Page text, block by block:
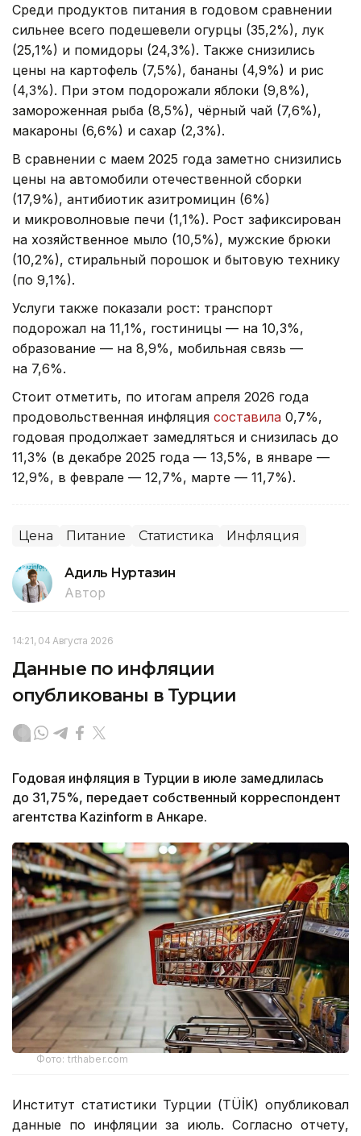
Среди продуктов питания в годовом сравнении
сильнее всего подешевели огурцы (35,2%), лук
(25,1%) и помидоры (24,3%). Также снизились
цены на картофель (7,5%), бананы (4,9%) и рис
(4,3%). При этом подорожали яблоки (9,8%),
замороженная рыба (8,5%), чёрный чай (7,6%),
макароны (6,6%) и сахар (2,3%).
В сравнении с маем 2025 года заметно снизились
цены на автомобили отечественной сборки
(17,9%), антибиотик азитромицин (6%)
и микроволновые печи (1,1%). Рост зафиксирован
на хозяйственное мыло (10,5%), мужские брюки
(10,2%), стиральный порошок и бытовую технику
(по 9,1%).
Услуги также показали рост: транспорт
подорожал на 11,1%, гостиницы — на 10,3%,
образование — на 8,9%, мобильная связь —
на 7,6%.
Стоит отметить, по итогам апреля 2026 года
продовольственная инфляция составила 0,7%,
годовая продолжает замедляться и снизилась до
11,3% (в декабре 2025 года — 13,5%, в январе —
12,9%, в феврале — 12,7%, марте — 11,7%).
Цена Питание Статистика Инфляция
Адиль Нуртазин
Автор
14:21, 04 Августа 2026
Данные по инфляции
опубликованы в Турции
Годовая инфляция в Турции в июле замедлилась
до 31,75%, передает собственный корреспондент
агентства Kazinform в Анкаре.
Фото: trthaber.com
Институт статистики Турции (TÜİK) опубликовал
данные по инфляции за июль. Согласно отчету,